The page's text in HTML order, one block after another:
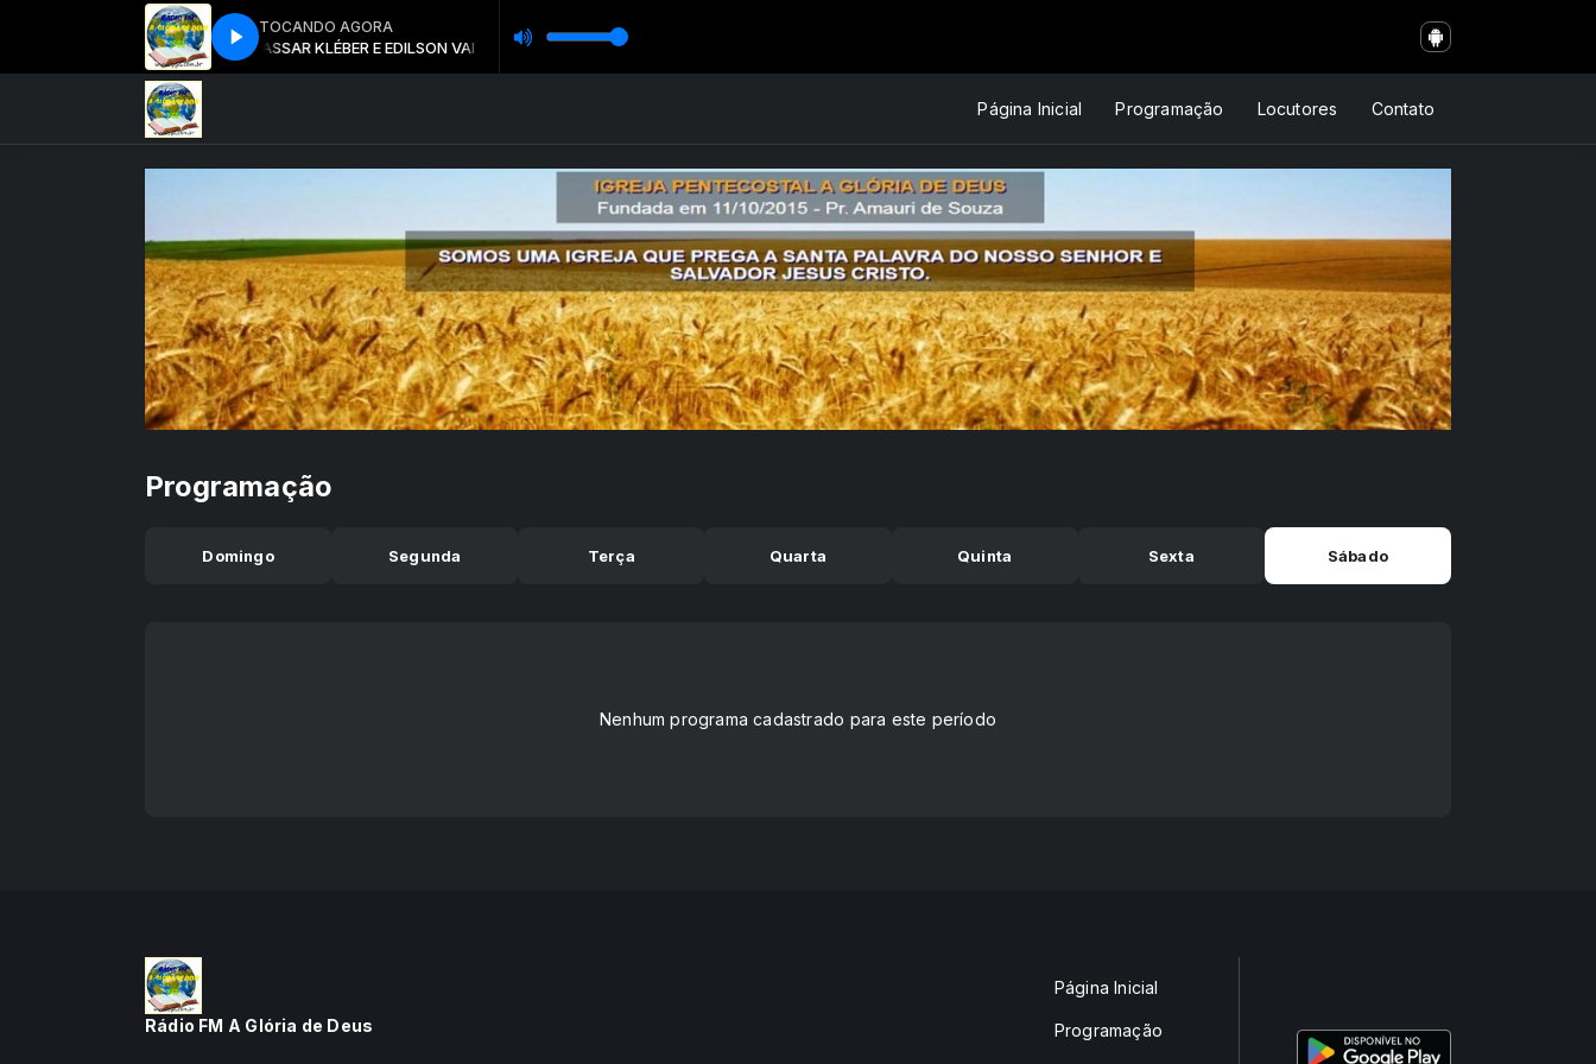
TOCANDO AGORA
KLÉBER E EDILSON VAI PASSARKLÉBER E EDILSON VAI PASSAR
Página Inicial Programação Locutores Contato
Programação
Domingo Segunda Terça Quarta Quinta Sexta Sábado
Nenhum programa cadastrado para este período
Rádio FM A Glória de Deus
Página Inicial
Programação